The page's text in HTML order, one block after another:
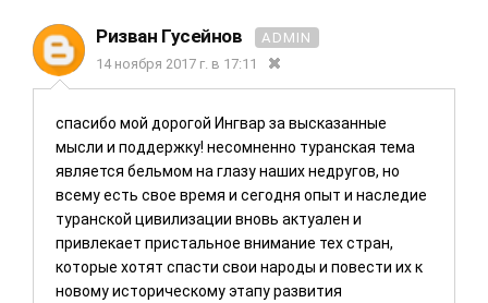
Ризван Гусейнов
ADMIN
14 ноября 2017 г. в 17:11
спасибо мой дорогой Ингвар за высказанные
мысли и поддержку! несомненно туранская тема
является бельмом на глазу наших недругов, но
всему есть свое время и сегодня опыт и наследие
туранской цивилизации вновь актуален и
привлекает пристальное внимание тех стран,
которые хотят спасти свои народы и повести их к
новому историческому этапу развития